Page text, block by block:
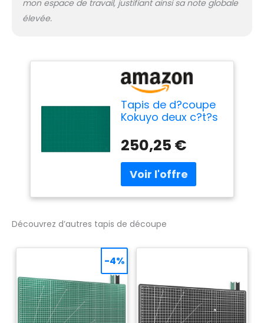
mon espace de travail, justifiant ainsi sa note globale
élevée.
Tapis de d?coupe
Kokuyo deux c?t?s
Midorima-44N
(japon
importation)
250,25 €
Découvrez d’autres tapis de découpe
-4%